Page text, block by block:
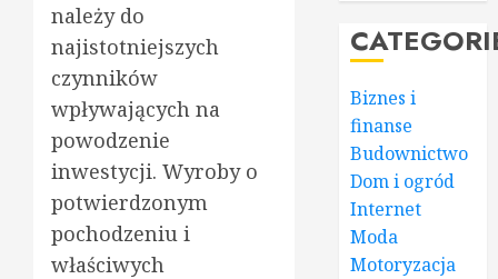
należy do
najistotniejszych
czynników
wpływających na
powodzenie
inwestycji. Wyroby o
potwierdzonym
pochodzeniu i
właściwych
Biznes i
finanse
Budownictwo
Dom i ogród
Internet
Moda
Motoryzacja